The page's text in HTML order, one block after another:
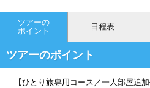
ツアーの
ポイント
日程表
ツアーのポイント
【ひとり旅専用コース／一人部屋追加